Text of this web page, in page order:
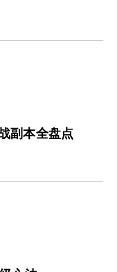
副本全盘点